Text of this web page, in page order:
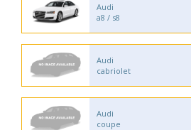
Audi
a8 / s8
Audi
cabriolet
Audi
coupe